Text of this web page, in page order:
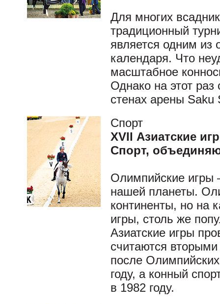
Для многих
традиционный
является одним из
календаря. Что
масштабное
Однако на этот
стенах арены Saku
Спорт
XVII Азиатские
Спорт,
Олимпийские игры
нашей планеты.
континенты, но на
игры, столь же
Азиатские игры
считаются
после
году, а конный
в 1982 году.